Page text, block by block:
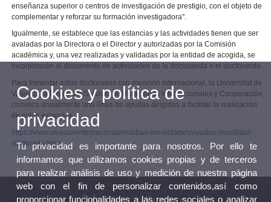
enseñanza superior o centros de investigación de prestigio, con el objeto de
complementar y reforzar su formación investigadora".
Igualmente, se establece que las estancias y las actividades tienen que ser
avaladas por la Directora o el Director y autorizadas por la Comisión
académica y, una vez realizadas y validadas por la entidad de acogida, se
incorporarán al documento de actividades de la doctoranda o el doctorando.
Para fomentar estos doctorados con mención internacional, la Universitat de
València, a través del Servicio de Relaciones Internacionales y Cooperación,
convoca anualmente una línea de ayudas dirigidas a facilitar la realización
de estas estancias.
https://www.uv.es/uvinternacional/es/otras-movilidades/ayudas-movilidad-
doctorado.html
Cookies y política de
privacidad
Tu privacidad es importante para nosotros. Por ello te
informamos que utilizamos cookies propias y de terceros
para realizar análisis de uso y medición de nuestra página
web con el fin de personalizar contenidos,así como
proporcionar funcionalidades a las redes sociales o analizar